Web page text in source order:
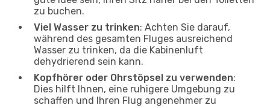
zu buchen.
Viel Wasser zu trinken: Achten Sie darauf,
während des gesamten Fluges ausreichend
Wasser zu trinken, da die Kabinenluft
dehydrierend sein kann.
Kopfhörer oder Ohrstöpsel zu verwenden:
Dies hilft Ihnen, eine ruhigere Umgebung zu
schaffen und Ihren Flug angenehmer zu